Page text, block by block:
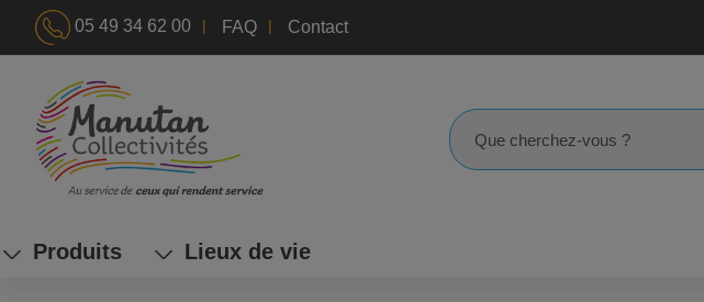
05 49 34 62 00 | FAQ | Contact
ALLEZ
AU
CONTENU
Rechercher
Produits Lieux de vie